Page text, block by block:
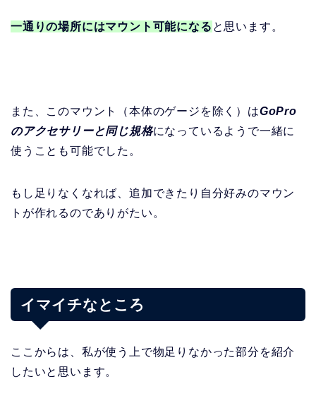
一通りの場所にはマウント可能になる と思います。
また、このマウント（本体のゲージを除く）はGoPro
のアクセサリーと同じ規格になっているようで一緒に
使うことも可能でした。
もし足りなくなれば、追加できたり自分好みのマウン
トが作れるのでありがたい。
イマイチなところ
ここからは、私が使う上で物足りなかった部分を紹介
したいと思います。